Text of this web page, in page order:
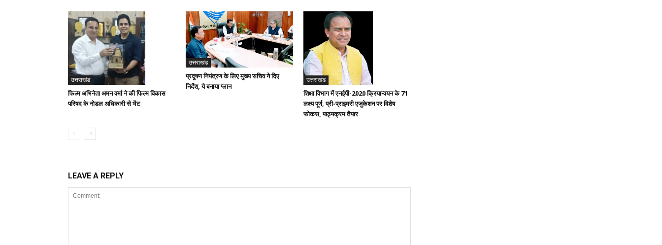
उत्तराखंड
फिल्म अभिनेता अमन वर्मा ने की फिल्म विकास
परिषद के नोडल अधिकारी से भेंट
उत्तराखंड
प्रदूषण नियंत्रण के लिए मुख्य सचिव ने दिए
निर्देश, ये बनाया प्लान
उत्तराखंड
शिक्षा विभाग में एनईपी-2020 क्रियान्वयन के 71
लक्ष्य पूर्ण, प्री-प्राइमरी एजुकेशन पर विशेष
फोकस, पाठ्यक्रम तैयार
LEAVE A REPLY